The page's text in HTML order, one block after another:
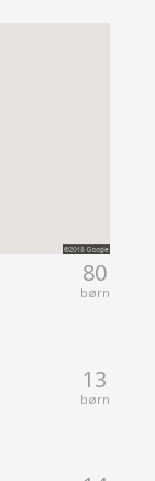
80
børn
13
børn